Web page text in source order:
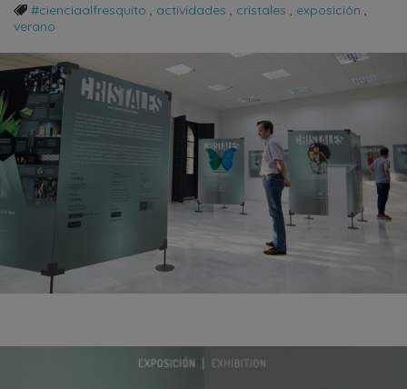
#cienciaalfresquito
actividades cristales exposición
verano